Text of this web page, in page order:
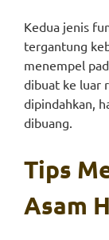
Kedua jenis
tergantung
menempel
dibuat ke luar
dipindahkan,
dibuang.
Tips
Asam